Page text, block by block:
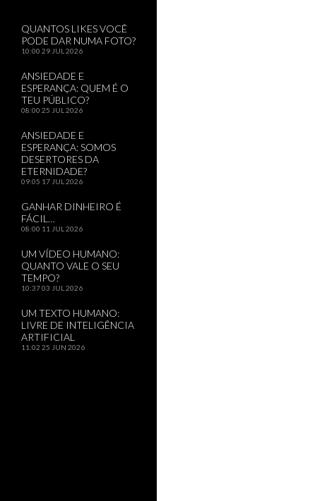
QUANTOS LIKES VOCÊ
PODE DAR NUMA FOTO?
10:00 29 JUL 2026
ANSIEDADE E
ESPERANÇA: QUEM É O
TEU PÚBLICO?
08:00 25 JUL 2026
ANSIEDADE E
ESPERANÇA: SOMOS
DESERTORES DA
ETERNIDADE?
09:05 17 JUL 2026
GANHAR DINHEIRO É
FÁCIL…
08:00 11 JUL 2026
UM VÍDEO HUMANO:
QUANTO VALE O SEU
TEMPO?
10:3703 JUL 2026
UM TEXTO HUMANO:
LIVRE DE INTELIGÊNCIA
ARTIFICIAL
11:02 25 JUN 2026